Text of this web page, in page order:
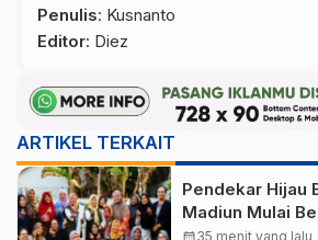
Penulis: Kusnanto
Editor: Diez
ARTIKEL TERKAIT
Pendekar Hijau
Madiun Mulai
Warga Pilah
35 menit yang lalu